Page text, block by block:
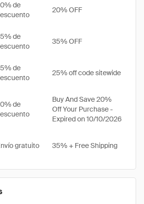
de
20% OFF
de
35% OFF
de
25% off code sitewide
de
Buy And Save 20%
Off Your Purchase -
Expired on 10/10/2026
gratuito 35% + Free Shipping